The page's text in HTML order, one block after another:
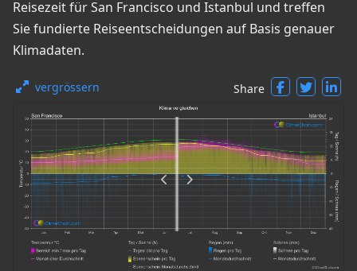
Reisezeit für San Francisco und Istanbul und treffen
Sie fundierte Reiseentscheidungen auf Basis genauer
Klimadaten.
vergrössern Share